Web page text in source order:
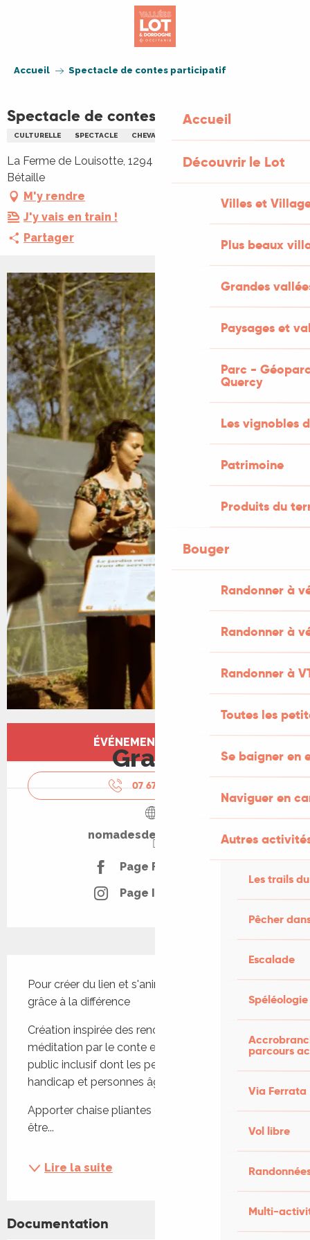
Accueil
Découvrir le Lot
Villes et
Plus beaux
Grandes
Paysages et
Parc -
Quercy
Les vignobles
Patrimoine
Produits du
Bouger
Randonner à
Randonner à
Randonner à
Toutes les
Se baigner en
Naviguer en
Autres
Les trails
Pêcher
Escalade
Spéléologie
parcours
Via Ferrata
Vol libre
Multi-
Accueil Spectacle de contes participatif
Spectacle de contes participatif
CULTURELLE SPECTACLE CHEVAL
La Ferme de Louisotte, 1294 route de malmartel, 46110
Bétaille
M'y rendre
J'y vais en train !
Partager
+1 PHOTO
Ouverture et coordonnées
ÉVÉNEMENT TERMINÉ
Gratuit
07 67 26 94
nomadesdesterres.org
Page Facebook
Page Instagram
Pour créer du lien et s'animer avec joie et humour
grâce à la différence
Création inspirée des rencontres lors d'ateliers de
méditation par le conte et le cheval avec un
public inclusif dont les personnes en situations de
handicap et personnes âgées
Apporter chaise pliantes et couvertures pour
être...
Lire la suite
Documentation